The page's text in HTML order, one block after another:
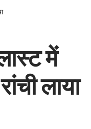
में
लाया